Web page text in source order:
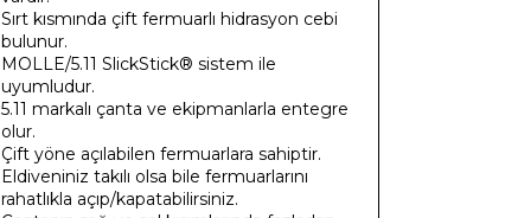
Sırt kısmında çift fermuarlı hidrasyon cebi
bulunur.
MOLLE/5.11 SlickStick® sistem ile
uyumludur.
5.11 markalı çanta ve ekipmanlarla entegre
olur.
Çift yöne açılabilen fermuarlara sahiptir.
Eldiveniniz takılı olsa bile fermuarlarını
rahatlıkla açıp/kapatabilirsiniz.